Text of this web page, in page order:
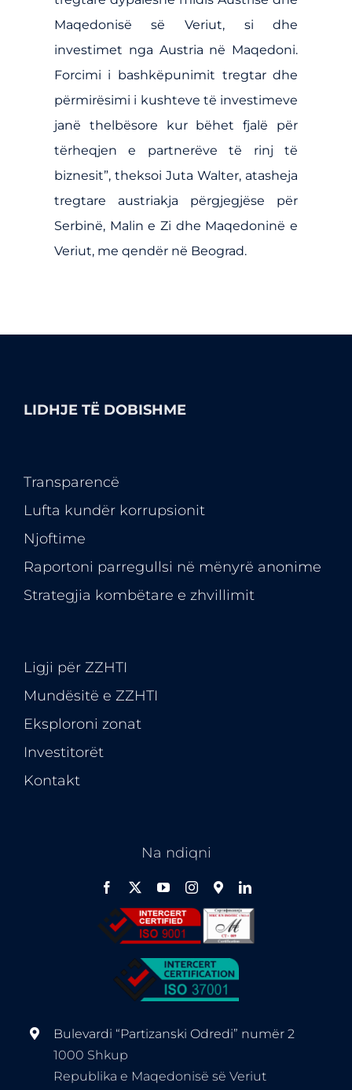
Maqedonisë së Veriut, si dhe
investimet nga Austria në Maqedoni.
Forcimi i bashkëpunimit tregtar dhe
përmirësimi i kushteve të investimeve
janë thelbësore kur bëhet fjalë për
tërheqjen e partnerëve të rinj të
biznesit”, theksoi Juta Walter, atasheja
tregtare austriakja përgjegjëse për
Serbinë, Malin e Zi dhe Maqedoninë e
Veriut, me qendër në Beograd.
LIDHJE TË DOBISHME
Transparencë
Lufta kundër korrupsionit
Njoftime
Raportoni parregullsi në mënyrë anonime
Strategjia kombëtare e zhvillimit
Ligji për ZZHTI
Mundësitë e ZZHTI
Eksploroni zonat
Investitorët
Kontakt
Na ndiqni
Bulevardi “Partizanski Odredi” numër 2
1000 Shkup
Republika e Maqedonisë së Veriut